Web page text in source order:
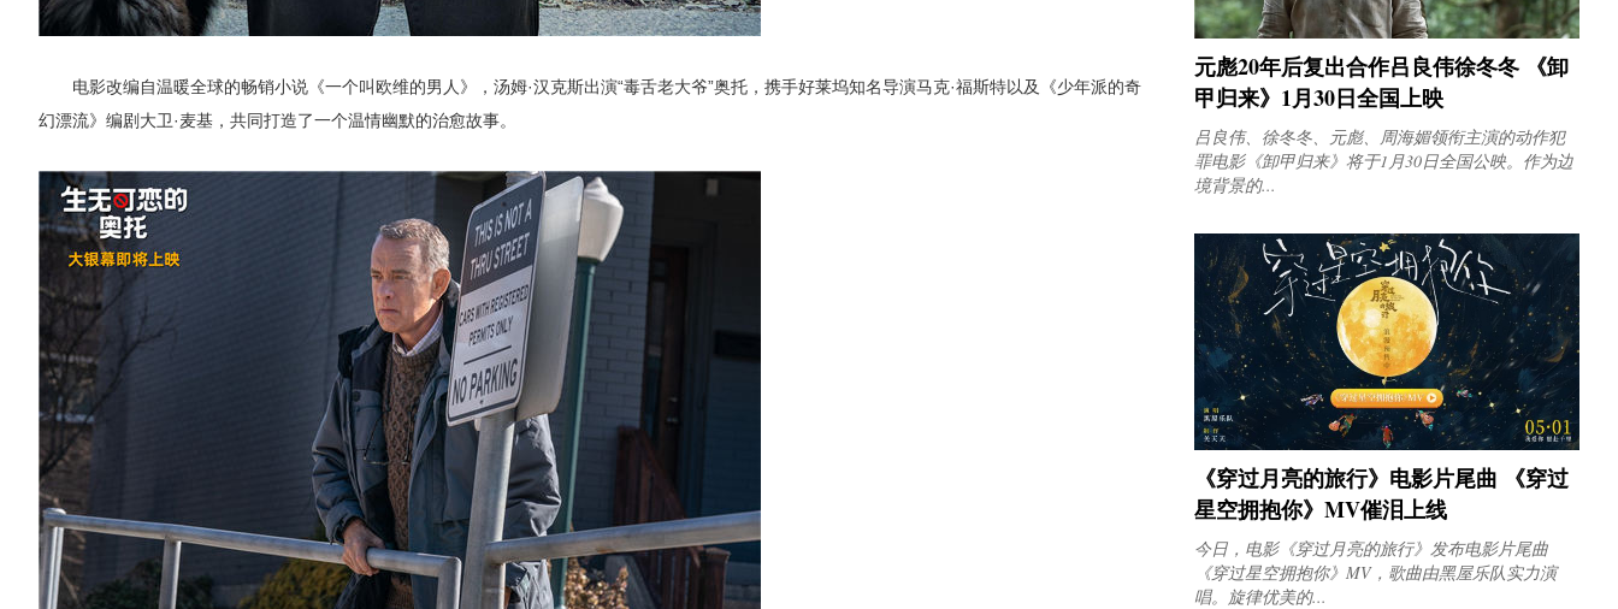
电影改编自温暖全球的畅销小说《一个叫欧维的男人》，汤姆·汉克斯出演“毒舌老大爷”奥托，携手好莱坞知名导演马克·福斯特以及《少年派的奇
幻漂流》编剧大卫·麦基，共同打造了一个温情幽默的治愈故事。
元彪20年后复出合作吕良伟徐冬冬 《卸
甲归来》1月30日全国上映
吕良伟、徐冬冬、元彪、周海媚领衔主演的动作犯
罪电影《卸甲归来》将于1月30日全国公映。作为边
境背景的...
《穿过月亮的旅行》电影片尾曲 《穿过
星空拥抱你》MV催泪上线
今日，电影《穿过月亮的旅行》发布电影片尾曲
《穿过星空拥抱你》MV，歌曲由黑屋乐队实力演
唱。旋律优美的...